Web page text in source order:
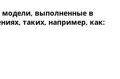
модели, выполненные в
таких, например, как: